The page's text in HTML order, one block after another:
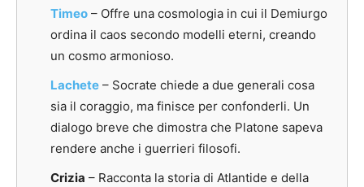
Timeo – Offre una cosmologia in cui il Demiurgo
ordina il caos secondo modelli eterni, creando
un cosmo armonioso.
Lachete – Socrate chiede a due generali cosa
sia il coraggio, ma finisce per confonderli. Un
dialogo breve che dimostra che Platone sapeva
rendere anche i guerrieri filosofi.
Crizia – Racconta la storia di Atlantide e della